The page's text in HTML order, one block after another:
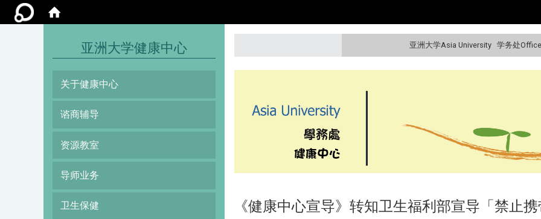
亚洲大学Asia University 学务处
亚洲大学健康中心
关于健康中心
谘商辅导
资源教室
导师业务
卫生保健 《健康中心宣导》转知卫生福利部宣导「禁止